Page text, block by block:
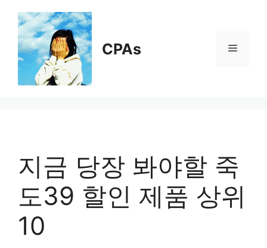
content
CPAs Menu
지금 당장 봐야할 죽
도39 할인 제품 상위
10